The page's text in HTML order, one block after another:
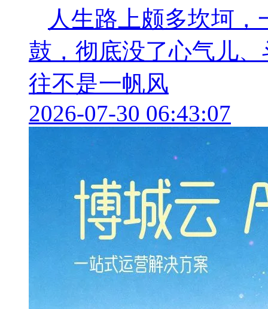
人生路上颇多坎坷
鼓，彻底没了心气儿
往不是一帆风
2026-07-30 06:43:07